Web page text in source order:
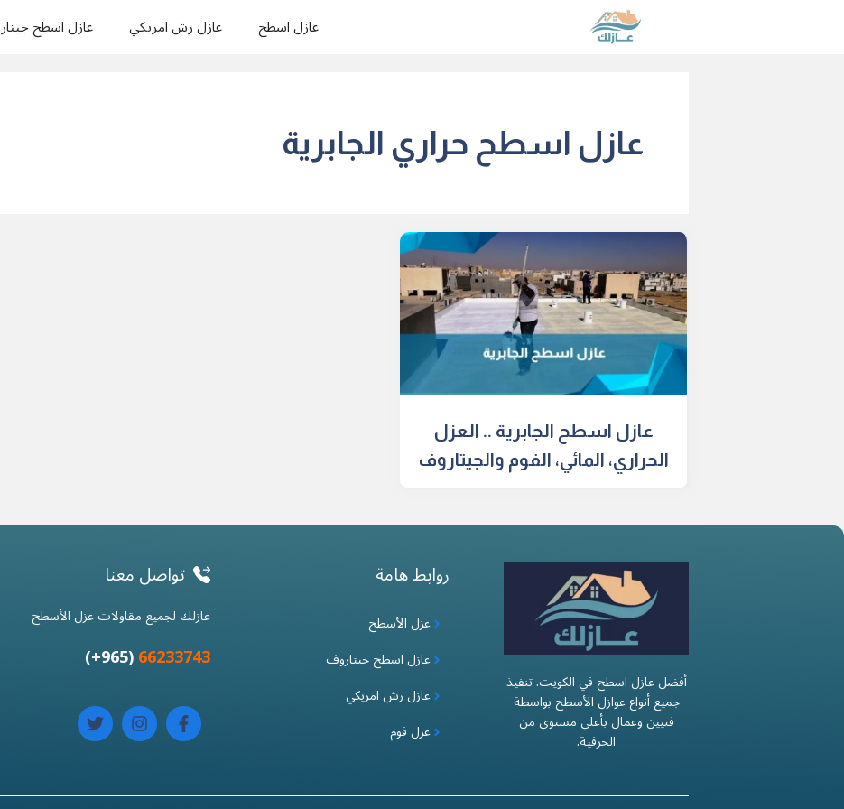
عازل اسطح عازل رش امريكي عازل اسطح
عازل اسطح حراري الجابرية
عازل اسطح الجابرية .. العزل
الحراري، المائي، الفوم والجيتاروف
أفضل عازل اسطح في الكويت. تنفيذ
جميع أنواع عوازل الأسطح بواسطة
فنيين وعمال بأعلي مستوي من
الحرفية.
روابط هامة
عزل الأسطح
عازل اسطح جيتاروف
عازل رش امريكي
عزل فوم
تواصل معنا
عازلك لجميع مقاولات عزل الأسطح
66233743
(965+)